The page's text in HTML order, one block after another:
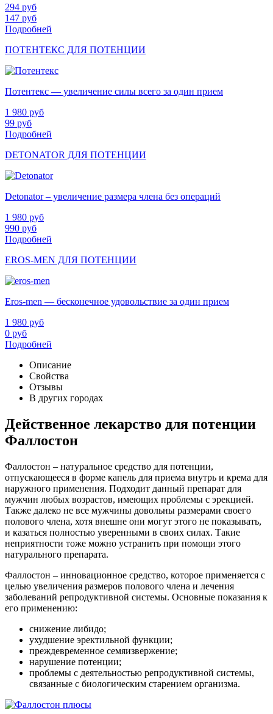
294 руб
147 руб
Подробней
ПОТЕНТЕКС ДЛЯ ПОТЕНЦИИ
Потентекс — увеличение силы всего за один прием
1 980 руб
99 руб
Подробней
DETONATOR ДЛЯ ПОТЕНЦИИ
Detonator – увеличение размера члена без операций
1 980 руб
990 руб
Подробней
EROS-MEN ДЛЯ ПОТЕНЦИИ
Eros-men — бесконечное удовольствие за один прием
1 980 руб
0 руб
Подробней
Описание
Свойства
Отзывы
В других городах
Действенное лекарство для потенции
Фаллостон
Фаллостон – натуральное средство для потенции,
отпускающееся в форме капель для приема внутрь и крема для
наружного применения. Подходит данный препарат для
мужчин любых возрастов, имеющих проблемы с эрекцией.
Также далеко не все мужчины довольны размерами своего
полового члена, хотя внешне они могут этого не показывать,
и казаться полностью уверенными в своих силах. Такие
неприятности тоже можно устранить при помощи этого
натурального препарата.
Фаллостон – инновационное средство, которое применяется с
целью увеличения размеров полового члена и лечения
заболеваний репродуктивной системы. Основные показания к
его применению:
снижение либидо;
ухудшение эректильной функции;
преждевременное семяизвержение;
нарушение потенции;
проблемы с деятельностью репродуктивной системы,
связанные с биологическим старением организма.